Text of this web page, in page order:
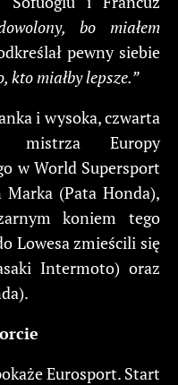
bo miałem
pewny siebie
kto miałby lepsze.”
i wysoka, czwarta
mistrza Europy
w World Supersport
(Pata Honda),
koniem tego
Lowesa zmieścili się
Intermoto) oraz
Eurosport. Start